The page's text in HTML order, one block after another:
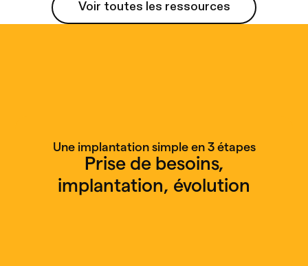
Voir toutes les ressources
Une implantation simple en 3 étapes
Prise de besoins,
implantation, évolution